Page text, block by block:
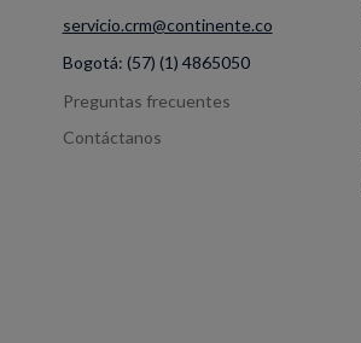
servicio.crm@continente.co
Bogotá: (57) (1) 4865050
Preguntas frecuentes
Contáctanos